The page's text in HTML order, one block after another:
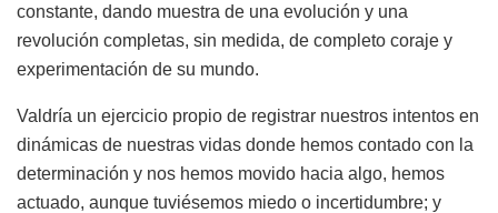
constante, dando muestra de una evolución y una
revolución completas, sin medida, de completo coraje y
experimentación de su mundo.
Valdría un ejercicio propio de registrar nuestros intentos en
dinámicas de nuestras vidas donde hemos contado con la
determinación y nos hemos movido hacia algo, hemos
actuado, aunque tuviésemos miedo o incertidumbre; y